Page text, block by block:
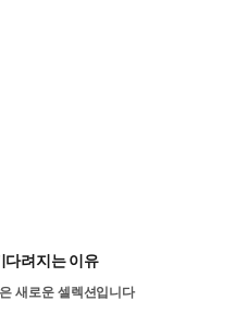
다려지는 이유
새로운 셀렉션입니다